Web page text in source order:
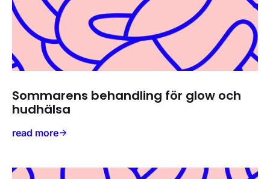
Sommarens behandling för glow och
hudhälsa
read more